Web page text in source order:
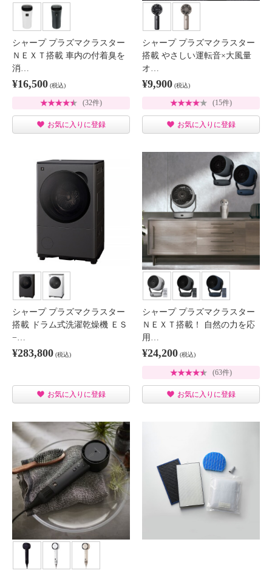
シャープ プラズマクラスター
ＮＥＸＴ搭載 車内の付着臭を
消…
¥16,500 (税込)
(32件)
お気に入りに登録
シャープ プラズマクラスター
搭載 やさしい運転音×大風量
オ…
¥9,900 (税込)
(15件)
お気に入りに登録
シャープ プラズマクラスター
搭載 ドラム式洗濯乾燥機 ＥＳ
−…
¥283,800 (税込)
お気に入りに登録
シャープ プラズマクラスター
ＮＥＸＴ搭載！ 自然の力を応
用…
¥24,200 (税込)
(63件)
お気に入りに登録